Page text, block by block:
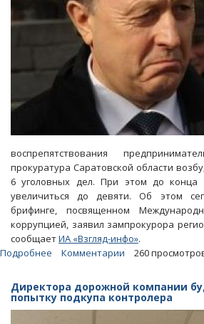
воспрепятствования
прокуратура Саратовской области
6 уголовных дел. При этом до конца
увеличиться до девяти. Об этом
брифинге, посвященном
коррупцией, заявил зампрокурора
сообщаетИА «Взгляд-инфо».
Подробнее
обсуждали
выделение
Комментарии 260
Директора дорожной компании
попытку подкупа контролера